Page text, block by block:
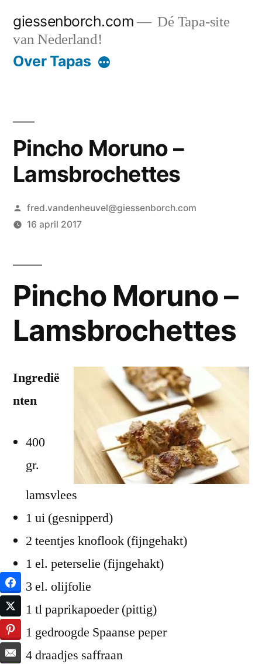
naar
giessenborch.com
Dé Tapa-site
van Nederland!
Over Tapas
Pincho Moruno –
Lamsbrochettes
Geplaatst
door
fred.vandenheuvel@giessenborch.com
16 april 2017
Pincho Moruno –
Lamsbrochettes
Ingredië
nten
400
gr.
lamsvlees
1 ui (gesnipperd)
2 teentjes knoflook (fijngehakt)
1 el. peterselie (fijngehakt)
3 el. olijfolie
1 tl paprikapoeder (pittig)
1 gedroogde Spaanse peper
4 draadjes saffraan